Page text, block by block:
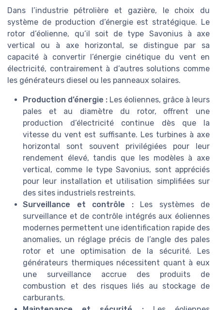
Dans l’industrie pétrolière et gazière, le choix du
système de production d’énergie est stratégique. Le
rotor d’éolienne, qu’il soit de type Savonius à axe
vertical ou à axe horizontal, se distingue par sa
capacité à convertir l’énergie cinétique du vent en
électricité, contrairement à d’autres solutions comme
les générateurs diesel ou les panneaux solaires.
Production d’énergie : Les éoliennes, grâce à leurs
pales et au diamètre du rotor, offrent une
production d’électricité continue dès que la
vitesse du vent est suffisante. Les turbines à axe
horizontal sont souvent privilégiées pour leur
rendement élevé, tandis que les modèles à axe
vertical, comme le type Savonius, sont appréciés
pour leur installation et utilisation simplifiées sur
des sites industriels restreints.
Surveillance et contrôle :Les systèmes de
surveillance et de contrôle intégrés aux éoliennes
modernes permettent une identification rapide des
anomalies, un réglage précis de l’angle des pales
rotor et une optimisation de la sécurité. Les
générateurs thermiques nécessitent quant à eux
une surveillance accrue des produits de
combustion et des risques liés au stockage de
carburants.